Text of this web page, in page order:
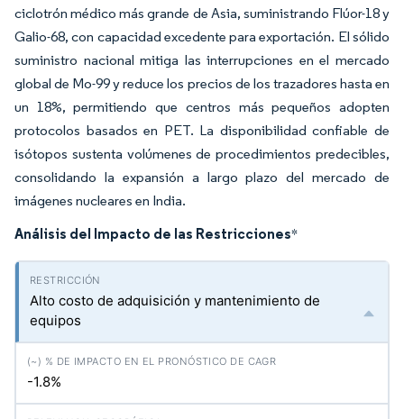
ciclotrón médico más grande de Asia, suministrando Flúor-18 y
Galio-68, con capacidad excedente para exportación. El sólido
suministro nacional mitiga las interrupciones en el mercado
global de Mo-99 y reduce los precios de los trazadores hasta en
un 18%, permitiendo que centros más pequeños adopten
protocolos basados en PET. La disponibilidad confiable de
isótopos sustenta volúmenes de procedimientos predecibles,
consolidando la expansión a largo plazo del mercado de
imágenes nucleares en India.
Análisis del Impacto de las Restricciones*
Alto costo de adquisición y mantenimiento de
equipos
-1.8%